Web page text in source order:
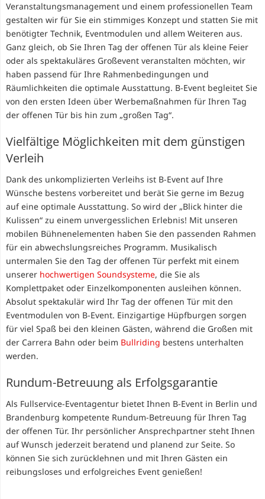
Veranstaltungsmanagement und einem professionellen Team
gestalten wir für Sie ein stimmiges Konzept und statten Sie mit
benötigter Technik, Eventmodulen und allem Weiteren aus.
Ganz gleich, ob Sie Ihren Tag der offenen Tür als kleine Feier
oder als spektakuläres Großevent veranstalten möchten, wir
haben passend für Ihre Rahmenbedingungen und
Räumlichkeiten die optimale Ausstattung. B-Event begleitet Sie
von den ersten Ideen über Werbemaßnahmen für Ihren Tag
der offenen Tür bis hin zum „großen Tag“.
Vielfältige Möglichkeiten mit dem günstigen
Verleih
Dank des unkomplizierten Verleihs ist B-Event auf Ihre
Wünsche bestens vorbereitet und berät Sie gerne im Bezug
auf eine optimale Ausstattung. So wird der „Blick hinter die
Kulissen“ zu einem unvergesslichen Erlebnis! Mit unseren
mobilen Bühnenelementen haben Sie den passenden Rahmen
für ein abwechslungsreiches Programm. Musikalisch
untermalen Sie den Tag der offenen Tür perfekt mit einem
unserer hochwertigen Soundsysteme, die Sie als
Komplettpaket oder Einzelkomponenten ausleihen können.
Absolut spektakulär wird Ihr Tag der offenen Tür mit den
Eventmodulen von B-Event. Einzigartige Hüpfburgen sorgen
für viel Spaß bei den kleinen Gästen, während die Großen mit
der Carrera Bahn oder beim Bullriding bestens unterhalten
werden.
Rundum-Betreuung als Erfolgsgarantie
Als Fullservice-Eventagentur bietet Ihnen B-Event in Berlin und
Brandenburg kompetente Rundum-Betreuung für Ihren Tag
der offenen Tür. Ihr persönlicher Ansprechpartner steht Ihnen
auf Wunsch jederzeit beratend und planend zur Seite. So
können Sie sich zurücklehnen und mit Ihren Gästen ein
reibungsloses und erfolgreiches Event genießen!